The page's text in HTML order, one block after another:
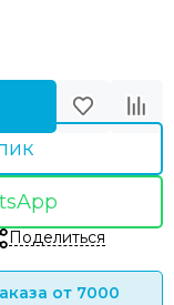
Поделиться
от 7000